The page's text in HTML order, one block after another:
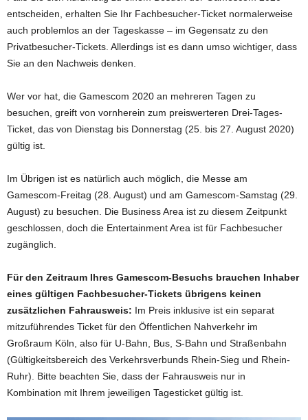
entscheiden, erhalten Sie Ihr Fachbesucher-Ticket normalerweise
auch problemlos an der Tageskasse – im Gegensatz zu den
Privatbesucher-Tickets. Allerdings ist es dann umso wichtiger, dass
Sie an den Nachweis denken.
Wer vor hat, die Gamescom 2020 an mehreren Tagen zu
besuchen, greift von vornherein zum preiswerteren Drei-Tages-
Ticket, das von Dienstag bis Donnerstag (25. bis 27. August 2020)
gültig ist.
Im Übrigen ist es natürlich auch möglich, die Messe am
Gamescom-Freitag (28. August) und am Gamescom-Samstag (29.
August) zu besuchen. Die Business Area ist zu diesem Zeitpunkt
geschlossen, doch die Entertainment Area ist für Fachbesucher
zugänglich.
Für den Zeitraum Ihres Gamescom-Besuchs brauchen Inhaber
eines gültigen Fachbesucher-Tickets übrigens keinen
zusätzlichen Fahrausweis: Im Preis inklusive ist ein separat
mitzuführendes Ticket für den Öffentlichen Nahverkehr im
Großraum Köln, also für U-Bahn, Bus, S-Bahn und Straßenbahn
(Gültigkeitsbereich des Verkehrsverbunds Rhein-Sieg und Rhein-
Ruhr). Bitte beachten Sie, dass der Fahrausweis nur in
Kombination mit Ihrem jeweiligen Tagesticket gültig ist.